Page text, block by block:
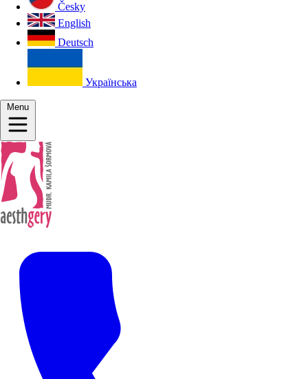
Česky
English
Deutsch
Українська
Menu